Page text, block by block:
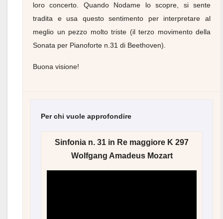
loro concerto. Quando Nodame lo scopre, si sente
tradita e usa questo sentimento per interpretare al
meglio un pezzo molto triste (il terzo movimento della
Sonata per Pianoforte n.31 di Beethoven).
Buona visione!
Per chi vuole approfondire
Sinfonia n. 31 in Re maggiore K 297
Wolfgang Amadeus Mozart